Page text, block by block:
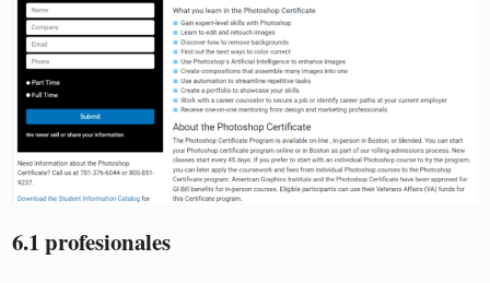
6.1 profesionales